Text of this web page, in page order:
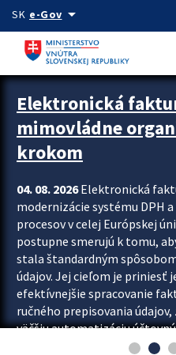
Preskocit na hlavný obsah
SK e-Govarrow_drop_down
Zastavit automatický posun upútavok
Elektronická
mimovládne
krokom
04. 08. 2026Elektronická
modernizácie systému DPH
procesov v celej Európskej
postupne smerujú k tomu,
stala štandardným
údajov. Jej cieľom je priniesť
efektívnejšie spracovanie
ručného prepisovania
väčšiu automatizáciu
fakturácia preto